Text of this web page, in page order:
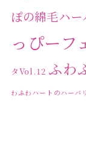
ぽの綿毛ハー
っぴーフ
タVol.12 ふわ
わふわハートのハーバ